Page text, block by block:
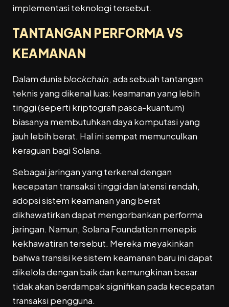
implementasi teknologi tersebut.
TANTANGAN PERFORMA VS
KEAMANAN
Dalam dunia blockchain, ada sebuah tantangan
teknis yang dikenal luas: keamanan yang lebih
tinggi (seperti kriptografi pasca-kuantum)
biasanya membutuhkan daya komputasi yang
jauh lebih berat. Hal ini sempat memunculkan
keraguan bagi Solana.
Sebagai jaringan yang terkenal dengan
kecepatan transaksi tinggi dan latensi rendah,
adopsi sistem keamanan yang berat
dikhawatirkan dapat mengorbankan performa
jaringan. Namun, Solana Foundation menepis
kekhawatiran tersebut. Mereka meyakinkan
bahwa transisi ke sistem keamanan baru ini dapat
dikelola dengan baik dan kemungkinan besar
tidak akan berdampak signifikan pada kecepatan
transaksi pengguna.